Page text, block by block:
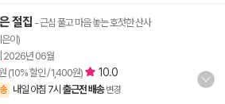
절집 - 근심 풀고 마음 놓는 호젓한 산사
이)
2026년 06월
(10% 할인 / 1,400원) 10.0
내일 아침 7시 출근전 배송 변경